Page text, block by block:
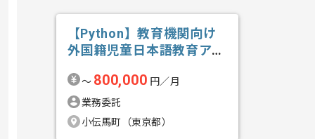
【Python】教育機関向け
外国籍児童日本語教育アプ
〜 800,000 円／月
業務委託
小伝馬町（東京都）